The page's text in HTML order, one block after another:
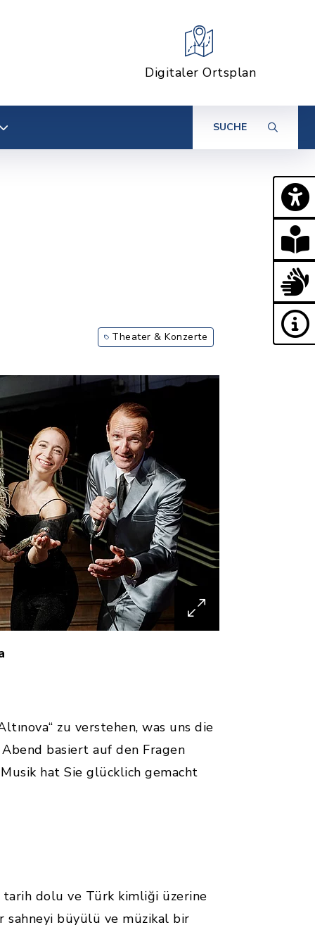
Digitaler Ortsplan
SUCHE
Theater & Konzerte
zu verstehen, was uns die
basiert auf den Fragen
hat Sie glücklich gemacht
tarih dolu ve Türk kimliği üzerine
sahneyi büyülü ve müzikal bir